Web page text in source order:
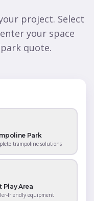
project. Select
your space
quote.
Park
trampoline solutions
Play Area
friendly equipment